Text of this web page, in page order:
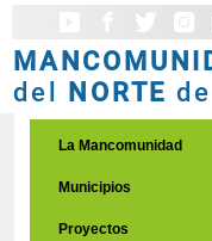
del NORTE de
La Mancomunidad
Municipios
Proyectos